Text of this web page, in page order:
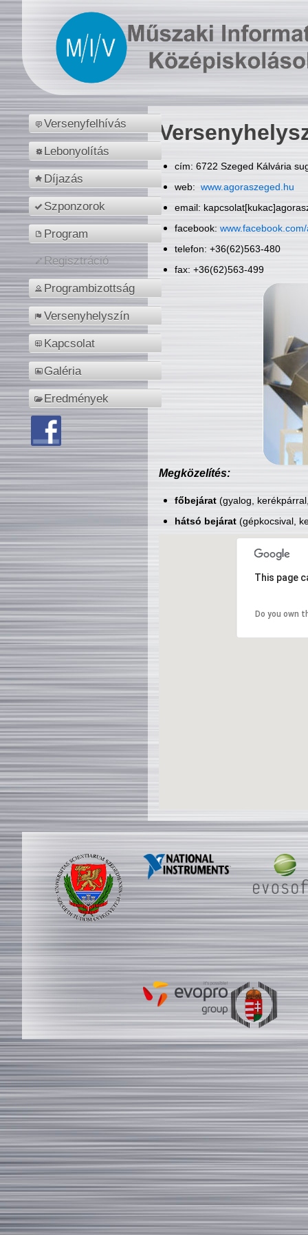
Versenyfelhívás
Lebonyolítás
Díjazás
Szponzorok
Program
Regisztráció
Programbizottság
Versenyhelyszín
Kapcsolat
Galéria
Eredmények
cím: 6722 Szeged Kálvária
web: www.agoraszeged.hu
email:
facebook:
telefon: +36(62)563-480
fax: +36(62)563-499
Megközelítés:
főbejárat(gyalog,
hátsó bejárat(gépkocsival,
This page
Do you own